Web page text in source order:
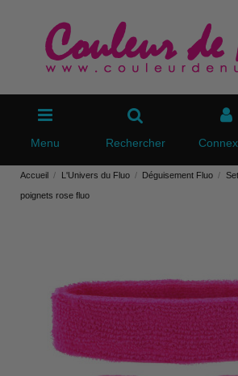
Menu Rechercher
Accueil L'Univers du Fluo Déguisement Fluo
poignets rose fluo